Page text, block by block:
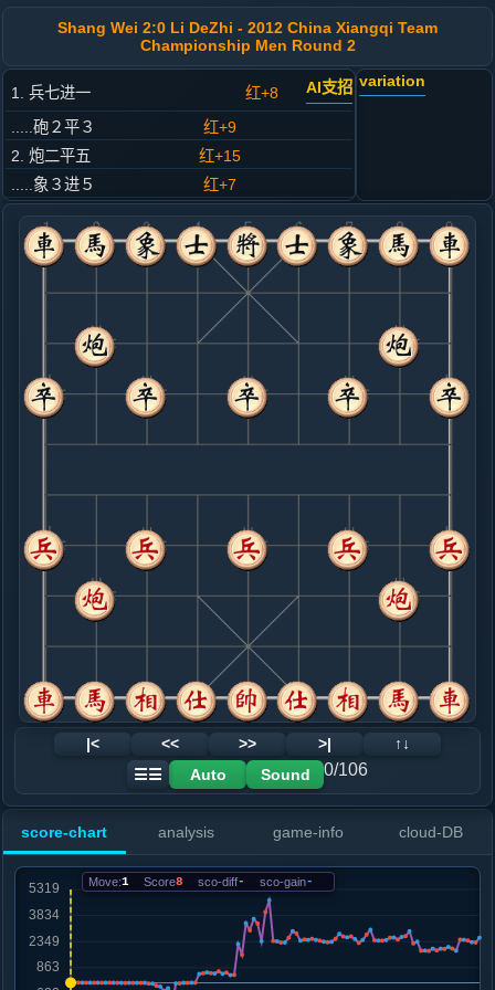
Shang Wei 2:0 Li DeZhi - 2012 China Xiangqi Team
Championship Men Round 2
1. 兵七进一 红+8 AI支招
.....砲２平３
红+9
2. 炮二平五
红+15
.....象３进５
红+7
3. 马八进九
红+8
.....卒７进１
红+8
4. 马二进三
红+5
.....马８进７
红+6
5. 车一平二
红+3
.....车９平８
6. 车九平八
红+8
.....砲８进４
红+6
7. 炮八平六
黑+1
兵五进一
8. 车八进八
黑+8
车二进一
.....马４进６
黑+5
9. 车八平七
黑+4
.....砲３平４
10. 车七退二
黑+4
.....士４进５
黑+2
士６进５
黑+40
仕四进五
.....马７进６
黑+46
12. 炮五进四
黑+171
兵七进一
黑+212
13. 仕四进五
黑+453
兵七进一
黑+1488
炮五平二
.....车８进３
黑+36
卒７进１
15. 兵七进一
.....砲４进１
车１平２
16. 相三进五
红+0
variation
|< << >> >|
↑↓
☰☰
Auto Sound 0/106
score-chart analysis game-info cloud-DB
Move:1 Score8 sco-diff- sco-gain-